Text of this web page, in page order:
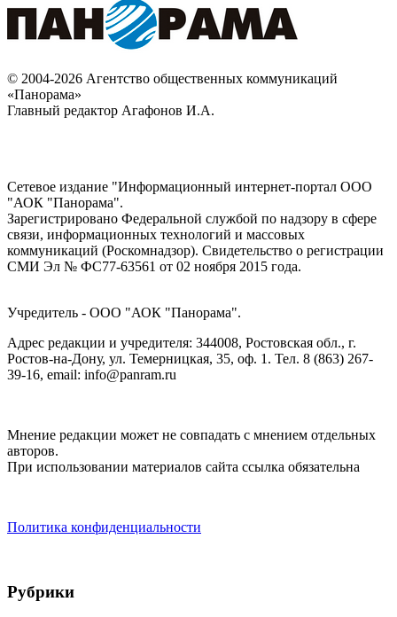
© 2004-2026 Агентство общественных коммуникаций
«Панорама»
Главный редактор Агафонов И.А.
Сетевое издание "Информационный интернет-портал ООО
"АОК "Панорама".
Зарегистрировано Федеральной службой по надзору в сфере
связи, информационных технологий и массовых
коммуникаций (Роскомнадзор). Cвидетельство о регистрации
СМИ Эл № ФС77-63561 от 02 ноября 2015 года.
Учредитель - ООО "АОК "Панорама".
Адрес редакции и учредителя: 344008, Ростовская обл., г.
Ростов-на-Дону, ул. Темерницкая, 35, оф. 1. Тел. 8 (863) 267-
39-16, email: info@panram.ru
Мнение редакции может не совпадать с мнением отдельных
авторов.
При использовании материалов сайта ссылка обязательна
Политика конфиденциальности
Рубрики